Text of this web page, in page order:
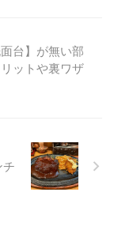
台】が無い部
ットや裏ワザ